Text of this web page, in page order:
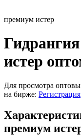
премиум истер
истер
Для просмотра
на бирже: Регистрация
премиум